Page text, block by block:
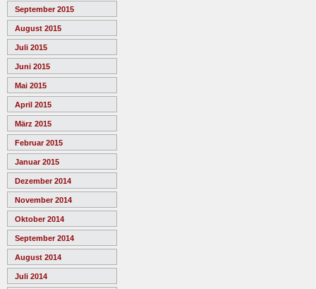
September 2015
August 2015
Juli 2015
Juni 2015
Mai 2015
April 2015
März 2015
Februar 2015
Januar 2015
Dezember 2014
November 2014
Oktober 2014
September 2014
August 2014
Juli 2014